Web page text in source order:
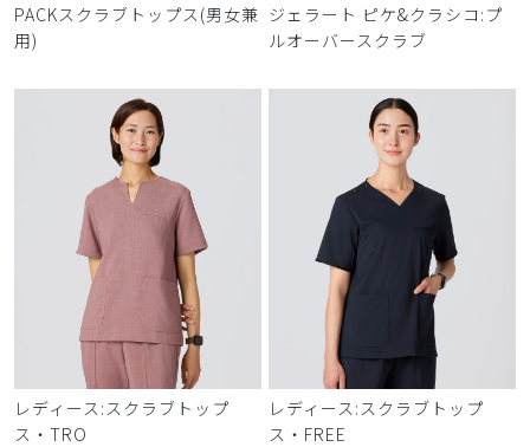
PACKスクラブトップス(男女兼
用)
ジェラート ピケ&クラシコ:プ
ルオーバースクラブ
レディース:スクラブトップ
ス・TRO
レディース:スクラブトップ
ス・FREE